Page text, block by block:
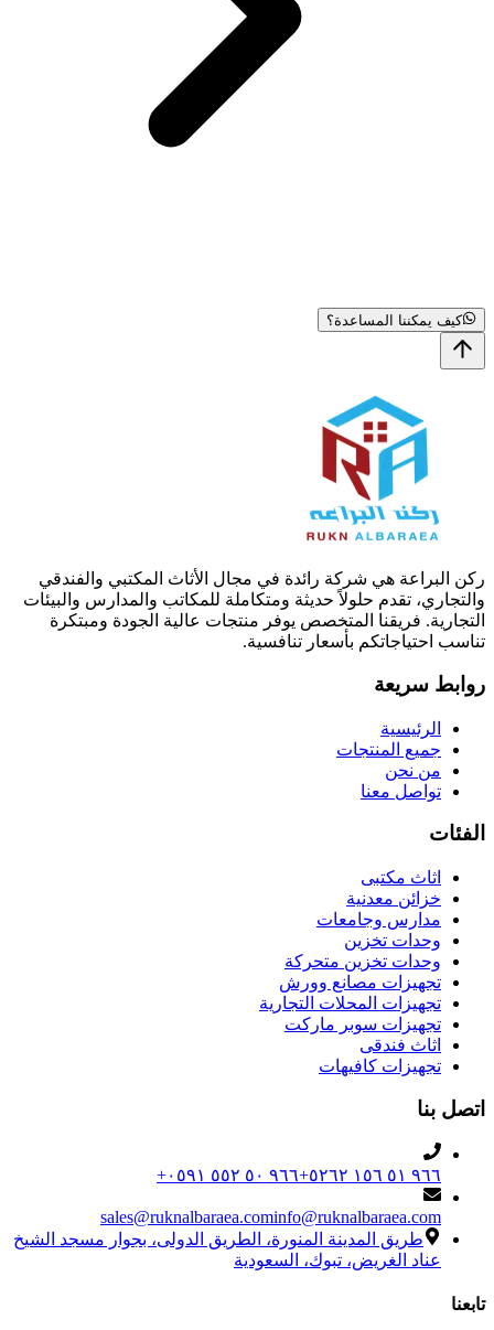
كيف يمكننا المساعدة؟
ركن البراعة هي شركة رائدة في مجال الأثاث المكتبي والفندقي
والتجاري، تقدم حلولاً حديثة ومتكاملة للمكاتب والمدارس والبيئات
التجارية. فريقنا المتخصص يوفر منتجات عالية الجودة ومبتكرة
تناسب احتياجاتكم بأسعار تنافسية.
روابط سريعة
الرئيسية
جميع المنتجات
من نحن
تواصل معنا
الفئات
اثاث مكتبى
خزائن معدنية
مدارس وجامعات
وحدات تخزين
وحدات تخزين متحركة
تجهيزات مصانع وورش
تجهيزات المحلات التجارية
تجهيزات سوبر ماركت
اثاث فندقى
تجهيزات كافيهات
اتصل بنا
+٩٦٦ ٥١ ١٥٦ ٥٢٦٢ +٩٦٦ ٥٠ ٥٥٢ ٠٥٩١
info@ruknalbaraea.com
sales@ruknalbaraea.com
طريق المدينة المنورة، الطريق الدولى، بجوار مسجد الشيخ
عناد الغريض، تبوك، السعودية
تابعنا